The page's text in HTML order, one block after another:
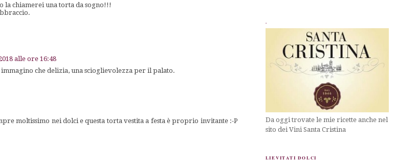
la chiamerei una torta da sogno!!!
alle ore 16:48
che delizia, una scioglievolezza per il palato.
moltissimo nei dolci e questa torta vestita a festa è proprio invitante :-P
.
Da oggi trovate le mie ricette anche nel
sito dei Vini Santa Cristina
LIEVITATI DOLCI